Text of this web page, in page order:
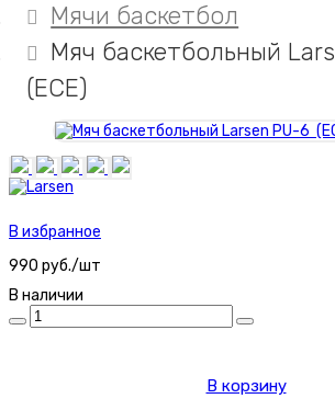
Мячи баскетбол
Мяч баскетбольный
(ECE)
В избранное
990 руб./шт
В наличии
В корзину